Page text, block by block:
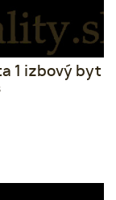
1 izbový byt